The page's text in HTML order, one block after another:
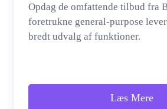
Opdag de omfattende tilbud fra
foretrukne general-purpose
bredt udvalg af funktioner.
Læs Mere